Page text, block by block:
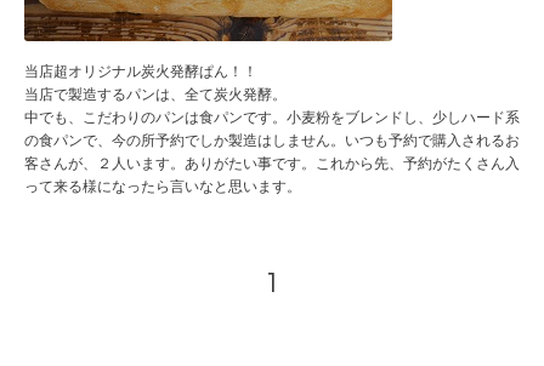
当店超オリジナル炭火発酵ぱん！！
当店で製造するパンは、全て炭火発酵。
中でも、こだわりのパンは食パンです。小麦粉をブレンドし、少しハード系
の食パンで、今の所予約でしか製造はしません。いつも予約で購入されるお
客さんが、２人います。ありがたい事です。これから先、予約がたくさん入
って来る様になったら言いなと思います。
1